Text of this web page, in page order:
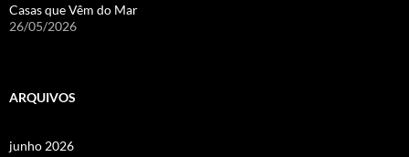
Casas que Vêm do Mar
26/05/2026
ARQUIVOS
junho 2026